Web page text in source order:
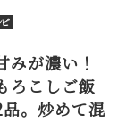
みが濃い！
ろこしご飯
。炒めて混